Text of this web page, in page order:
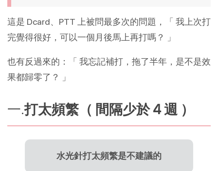
這是 Dcard、PTT 上被問最多次的問題，「 我上次打
完覺得很好，可以一個月後馬上再打嗎？ 」
也有反過來的：「 我忘記補打，拖了半年，是不是效
果都歸零了？ 」
打太頻繁（ 間隔少於 4 週 ）
水光針打太頻繁是不建議的